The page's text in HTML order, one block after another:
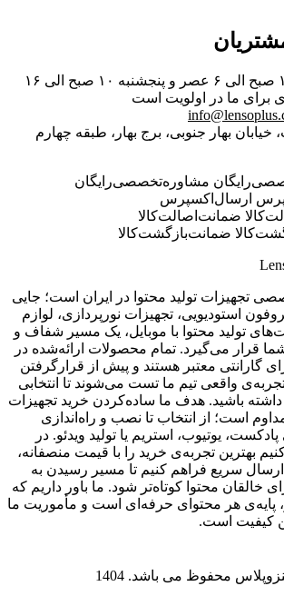
شنبه تا چهارشنبه ۱۰ صبح الی ۶ عصر و پنجشنبه ۱۰ صبح الی ۱۶
برای ما در اولویت است
خیابان بهار جنوبی، برج بهار، طبقه چهارم
مشاوره‌تخصصی‌رایگان
ارسال‌اکسپرس
ضمانت‌اصالت‌کالا
ضمانت‌بازگشت‌کالا
تجهیزات تولید محتوا در ایران است؛ جایی
استودیویی، تجهیزات نورپردازی، لوازم
تولید محتوا با موبایل، یک مسیر شفاف و
قرار می‌گیرد. تمام محصولات ارائه‌شده در
گارانتی معتبر هستند و پیش از قرارگرفتن
واقعی تیم ما تست می‌شوند تا انتخابی
باشید. هدف ما ساده‌کردن خرید تجهیزات
است؛ از انتخاب تا نصب و راه‌اندازی
یوتیوب، استریم یا تولید ویدئو. در
بهترین تجربه‌ی خرید را با قیمت منصفانه،
سریع فراهم کنیم تا مسیر رسیدن به
خالقان محتوا کوتاه‌تر شود. ما باور داریم که
پایه‌ی هر محتوای حرفه‌ای است و مأموریت ما
کیفیت است.
محفوظ می باشد. 1404